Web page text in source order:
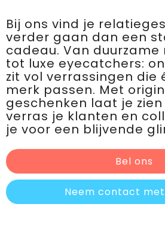
Bij ons vind je
verder gaan dan een
cadeau. Van
tot luxe eyecatchers:
zit vol verrassingen die
merk passen. Met
geschenken laat je
verras je klanten en
je voor een blijvende
Bel ons
Neem contact